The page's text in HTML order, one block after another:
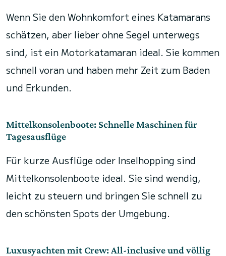
Wenn Sie den Wohnkomfort eines Katamarans
schätzen, aber lieber ohne Segel unterwegs
sind, ist ein Motorkatamaran ideal. Sie kommen
schnell voran und haben mehr Zeit zum Baden
und Erkunden.
Mittelkonsolenboote: Schnelle Maschinen für
Tagesausflüge
Für kurze Ausflüge oder Inselhopping sind
Mittelkonsolenboote ideal. Sie sind wendig,
leicht zu steuern und bringen Sie schnell zu
den schönsten Spots der Umgebung.
Luxusyachten mit Crew: All-inclusive und völlig